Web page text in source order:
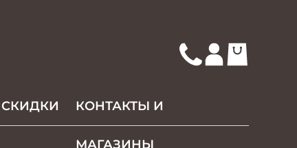
СКИДКИ КОНТАКТЫ И
МАГАЗИНЫ